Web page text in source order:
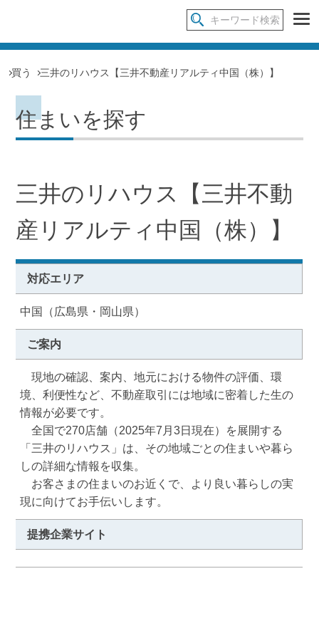
買う 三井のリハウス【三井不動産リアルティ中国（株）】
住まいを探す
三井のリハウス【三井不動
産リアルティ中国（株）】
対応エリア
中国（広島県・岡山県）
ご案内
現地の確認、案内、地元における物件の評価、環
境、利便性など、不動産取引には地域に密着した生の
情報が必要です。
全国で270店舗（2025年7月3日現在）を展開する
「三井のリハウス」は、その地域ごとの住まいや暮ら
しの詳細な情報を収集。
お客さまの住まいのお近くで、より良い暮らしの実
現に向けてお手伝いします。
提携企業サイト